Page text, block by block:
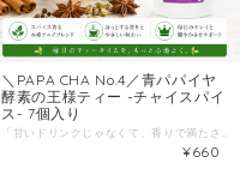
＼PAPA CHA No.4／青パパイヤ
酵素の王様ティー -チャイスパイ
ス- 7個入り
¥660